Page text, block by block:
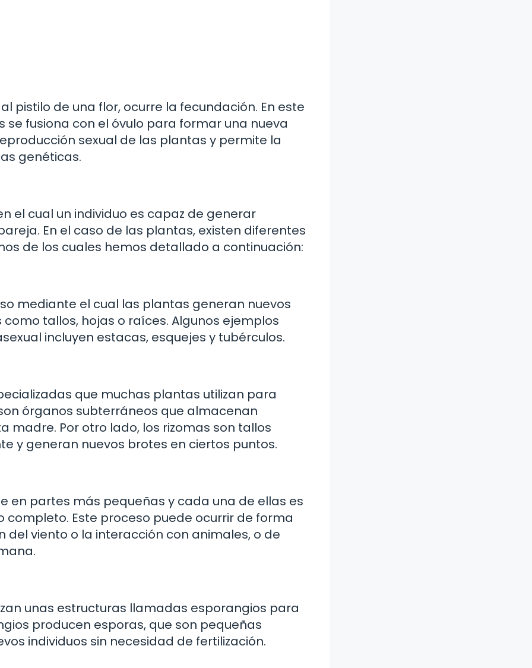
pistilo de una flor, ocurre la fecundación. En este
fusiona con el óvulo para formar una nueva
sexual de las plantas y permite la
genéticas.
el cual un individuo es capaz de generar
En el caso de las plantas, existen diferentes
de los cuales hemos detallado a continuación:
mediante el cual las plantas generan nuevos
tallos, hojas o raíces. Algunos ejemplos
incluyen estacas, esquejes y tubérculos.
que muchas plantas utilizan para
órganos subterráneos que almacenan
madre. Por otro lado, los rizomas son tallos
y generan nuevos brotes en ciertos puntos.
en partes más pequeñas y cada una de ellas es
completo. Este proceso puede ocurrir de forma
viento o la interacción con animales, o de
unas estructuras llamadas esporangios para
producen esporas, que son pequeñas
individuos sin necesidad de fertilización.